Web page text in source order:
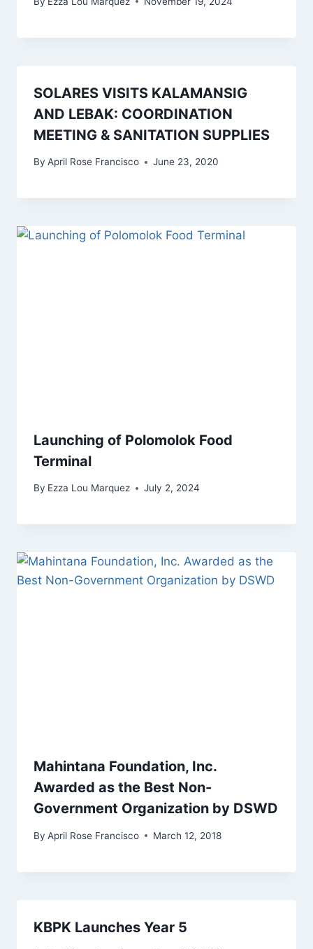
SOLARES VISITS KALAMANSIG
AND LEBAK: COORDINATION
MEETING & SANITATION SUPPLIES
By April Rose Francisco June 23, 2020
Launching of Polomolok Food
Terminal
By Ezza Lou Marquez July 2, 2024
Mahintana Foundation, Inc.
Awarded as the Best Non-
Government Organization by DSWD
By April Rose Francisco March 12, 2018
KBPK Launches Year 5